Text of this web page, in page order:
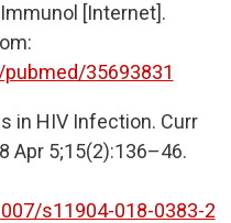
[Internet].
35693831
in HIV Infection. Curr
Apr 5;15(2):136–46.
s11904-018-0383-2